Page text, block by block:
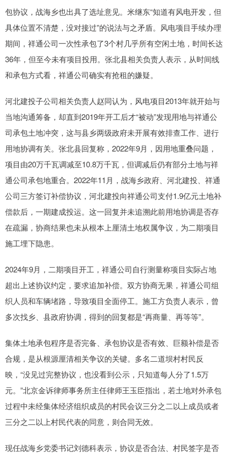
包协议，战海乡也出具了选址意见。米继东“知道有风电开发，但
具体位置不清楚，没对接过”的说法与之矛盾。风电项目手续办理
期间，祥通公司一次性承包了3个村几乎所有空闲土地，时间长达
36年，但至今未有项目投用。张北县相关负责人表示，从时间线
和承包方式看，祥通公司确实有抢租的嫌疑。
河北建投子公司相关负责人赵同认为，风电项目2013年就开始与
当地沟通筹备，却直到2019年开工后才“被动”发现用地与祥通公
司承包土地冲突，这与县乡两级政府未开展有效排查工作、进行
用地协调有关。张北县回复称，2022年9月，因用地重叠问题，
项目由20万千瓦调减至10.8万千瓦，但调减后仍有部分土地与祥
通公司承包地重合。2022年11月，战海乡政府、河北建投、祥通
公司三方签订补偿协议，河北建投向祥通公司支付1.9亿元土地补
偿款后，一期建成投运。这一回复并未追溯此前用地协调是否存
在疏漏，协商结果也未从根本上厘清土地权属争议，为二期项目
施工埋下隐患。
2024年9月，二期项目开工，祥通公司自行测量称项目实际占地
超出上述协议约定，要求追加补偿。双方协商无果，祥通公司组
织人员和车辆堵路，导致项目全面停工。施工方负责人表示，曾
多次找乡、县政府协调，得到的回复都是“再商量、再等等”。
集体土地承包程序是否完备、承包协议是否有效、巨额补偿是否
合规，是从根源厘清相关争议的关键。多名二道坝村村民反
映，“没见过完整协议，也没看到公示，只知道每人分了1.5万
元。”北京金诉律师事务所主任律师王玉臣指出，若土地对外承包
过程中未经集体经济组织成员的村民会议三分之二以上成员或者
三分之二以上村民代表的同意，则合同无效。
现任战海乡党委书记刘德科表示，协议是否合法、村民签字是否